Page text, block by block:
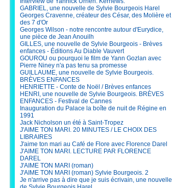
GABRIEL, une nouvelle de Sylvie Bourgeois Harel
Georges Cravenne, créateur des César, des Molière et
des 7 d'Or
Georges Wilson - notre rencontre autour d'Eurydice,
une pièce de Jean Anouilh
GILLES, une nouvelle de Sylvie Bourgeois - Brèves
enfances - Éditions Au Diable Vauvert
GOUROU ou pourquoi le film de Yann Gozlan avec
Pierre Niney n'a pas tenu sa promesse
GUILLAUME, une nouvelle de Sylvie Bourgeois.
BRÈVES ENFANCES
HENRIETTE - Conte de Noël / Brèves enfances
HENRI, une nouvelle de Sylvie Bourgeois. BRÈVES
ENFANCES - Festival de Cannes
Inauguration du Palace la boîte de nuit de Régine en
1991
Jack Nicholson un été à Saint-Tropez
J'AIME TON MARI. 20 MINUTES / LE CHOIX DES
LIBRAIRES
J'aime ton mari au Café de Flore avec Florence Darel
J'AIME TON MARI. LECTURE PAR FLORENCE
DAREL
J'AIME TON MARI (roman)
J'AIME TON MARI (roman) Sylvie Bourgeois. 2
Je n'arrive pas à dire que je suis écrivain, une nouvelle